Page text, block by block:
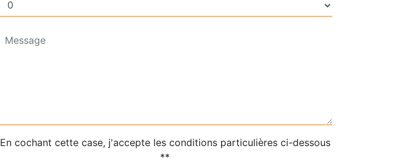
En cochant cette case, j'accepte les conditions particulières ci-dessous
**